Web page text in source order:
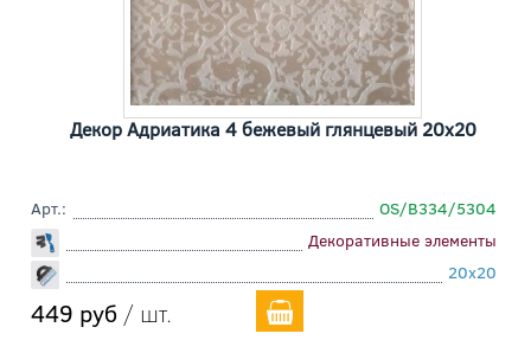
Декор Адриатика 4 бежевый глянцевый 20x20
Арт.:
OS/B334/5304
Декоративные элементы
20x20
449 руб / шт.